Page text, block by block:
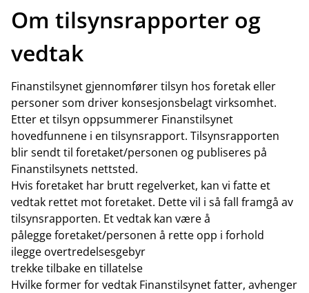
Om tilsynsrapporter og
vedtak
Finanstilsynet gjennomfører tilsyn hos foretak eller
personer som driver konsesjonsbelagt virksomhet.
Etter et tilsyn oppsummerer Finanstilsynet
hovedfunnene i en tilsynsrapport. Tilsynsrapporten
blir sendt til foretaket/personen og publiseres på
Finanstilsynets nettsted.
Hvis foretaket har brutt regelverket, kan vi fatte et
vedtak rettet mot foretaket. Dette vil i så fall framgå av
tilsynsrapporten. Et vedtak kan være å
pålegge foretaket/personen å rette opp i forhold
ilegge overtredelsesgebyr
trekke tilbake en tillatelse
Hvilke former for vedtak Finanstilsynet fatter, avhenger